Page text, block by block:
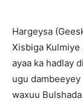
Hargeysa
Xisbiga Kulmiye
ayaa ka hadlay
ugu
waxuu